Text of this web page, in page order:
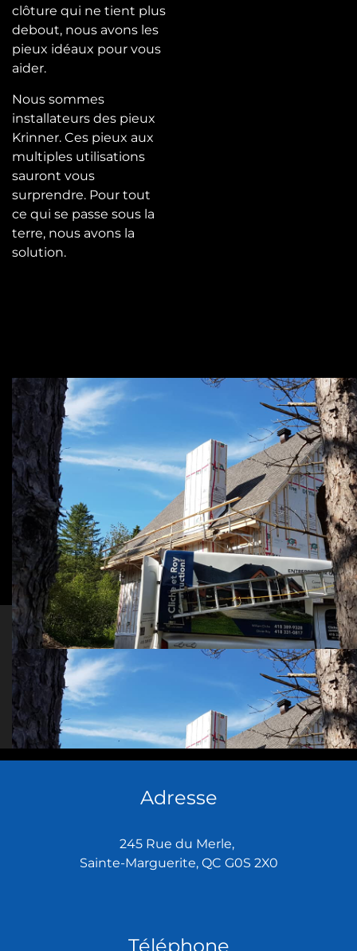
clôture qui ne tient plus
debout, nous avons les
pieux idéaux pour vous
aider.
Nous sommes
installateurs des pieux
Krinner. Ces pieux aux
multiples utilisations
sauront vous
surprendre. Pour tout
ce qui se passe sous la
terre, nous avons la
solution.
Adresse
245 Rue du Merle,
Sainte-Marguerite, QC G0S 2X0
Téléphone